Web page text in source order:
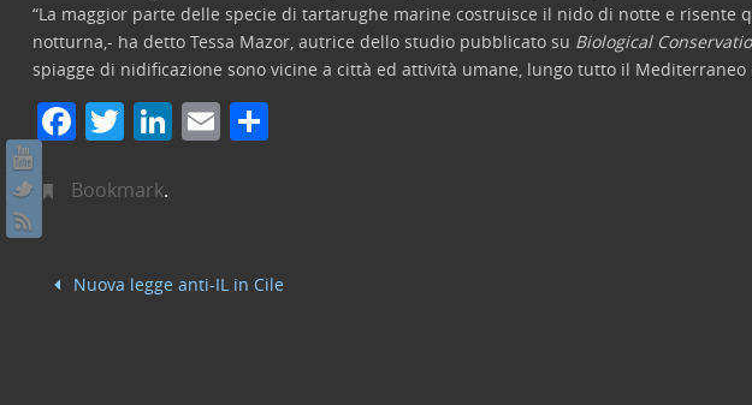
“La maggior parte delle specie di tartarughe marine costruisce il nido di notte e
notturna,- ha detto Tessa Mazor, autrice dello studio pubblicato su Biological
spiagge di nidificazione sono vicine a città ed attività umane, lungo tutto il Mediterraneo
F
c
b
T
itt
Li
dI
E
vi
Bookmark.
Nuova legge anti-IL in Cile